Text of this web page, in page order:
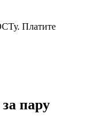
Платите
пару